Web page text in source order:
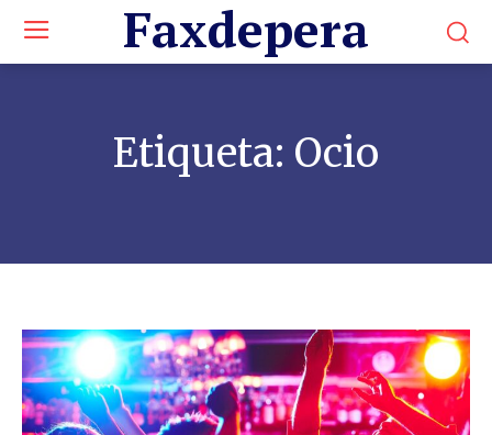
Faxdepera
Etiqueta: Ocio